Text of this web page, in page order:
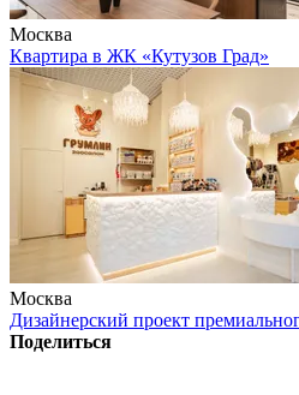
Москва
Квартира в ЖК «Кутузов Град»
Москва
Дизайнерский проект
Поделиться